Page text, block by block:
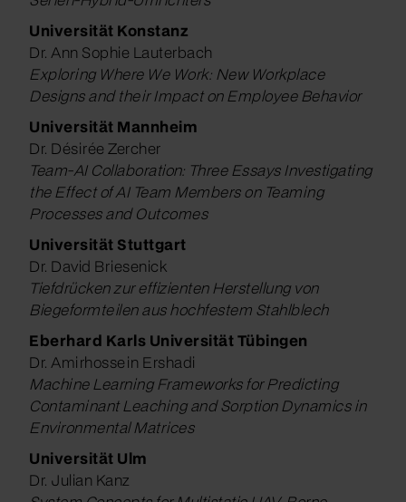
Universität Konstanz
Dr. Ann Sophie Lauterbach
Exploring Where We Work: New Workplace
Designs and their Impact on Employee Behavior
Universität Mannheim
Dr. Désirée Zercher
Team-AI Collaboration: Three Essays Investigating
the Effect of AI Team Members on Teaming
Processes and Outcomes
Universität Stuttgart
Dr. David Briesenick
Tiefdrücken zur effizienten Herstellung von
Biegeformteilen aus hochfestem Stahlblech
Eberhard Karls Universität Tübingen
Dr. Amirhossein Ershadi
Machine Learning Frameworks for Predicting
Contaminant Leaching and Sorption Dynamics in
Environmental Matrices
Universität Ulm
Dr. Julian Kanz